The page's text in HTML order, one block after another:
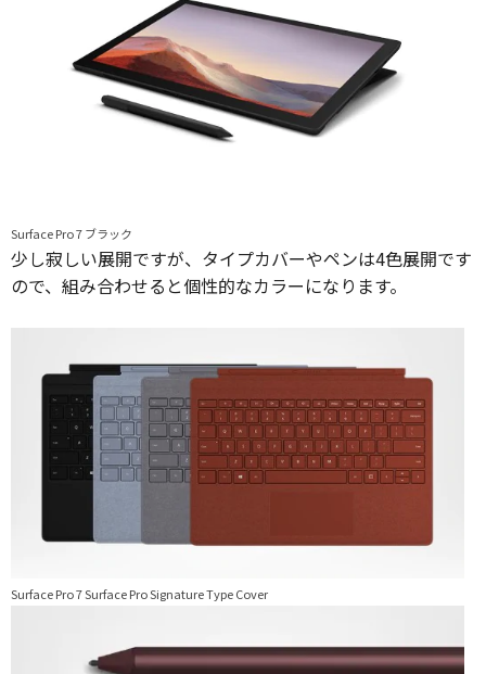
Surface Pro 7 ブラック
少し寂しい展開ですが、タイプカバーやペンは4色展開です
ので、組み合わせると個性的なカラーになります。
Surface Pro 7 Surface Pro Signature Type Cover